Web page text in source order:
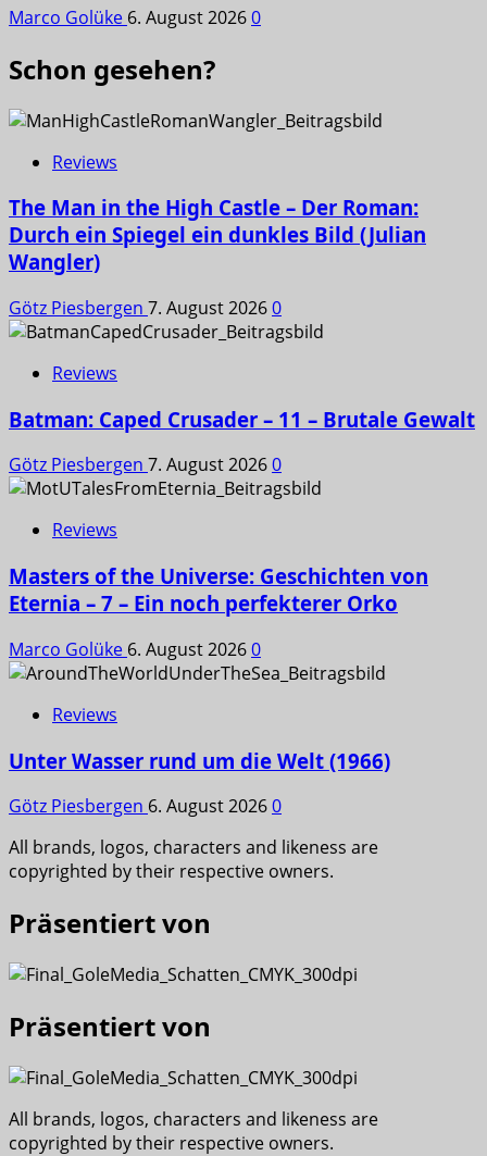
Marco Golüke 6. August 20260
Schon gesehen?
Reviews
The Man in the High Castle – Der Roman:
Durch ein Spiegel ein dunkles Bild (Julian
Wangler)
Götz Piesbergen 7. August 20260
Reviews
Batman: Caped Crusader – 11 – Brutale Gewalt
Götz Piesbergen 7. August 20260
Reviews
Masters of the Universe: Geschichten von
Eternia – 7 – Ein noch perfekterer Orko
Marco Golüke 6. August 20260
Reviews
Unter Wasser rund um die Welt (1966)
Götz Piesbergen 6. August 20260
All brands, logos, characters and likeness are
copyrighted by their respective owners.
Präsentiert von
Präsentiert von
All brands, logos, characters and likeness are
copyrighted by their respective owners.